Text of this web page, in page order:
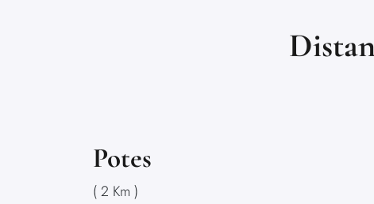
Potes
( 2 Km )